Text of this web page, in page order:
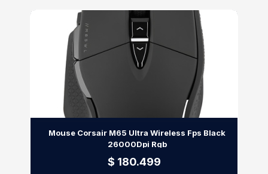
Mouse Corsair M65 Ultra Wireless Fps Black
26000Dpi Rgb
$ 180.499